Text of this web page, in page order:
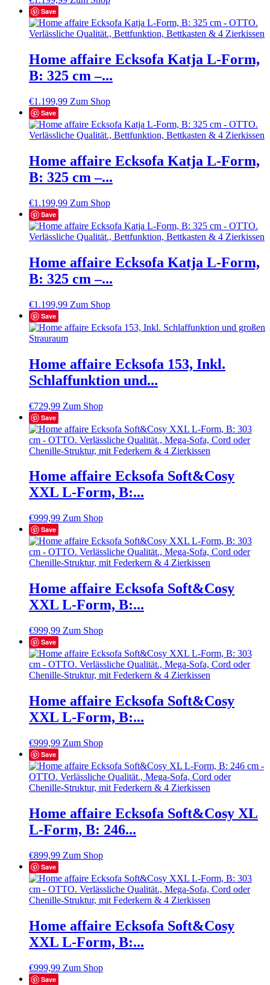
Save
Home affaire Ecksofa Katja L-Form,
B: 325 cm –...
€1.199,99 Zum Shop
Save
Home affaire Ecksofa Katja L-Form,
B: 325 cm –...
€1.199,99 Zum Shop
Save
Home affaire Ecksofa Katja L-Form,
B: 325 cm –...
€1.199,99 Zum Shop
Save
Home affaire Ecksofa 153, Inkl.
Schlaffunktion und...
€729,99 Zum Shop
Save
Home affaire Ecksofa Soft&Cosy
XXL L-Form, B:...
€999,99 Zum Shop
Save
Home affaire Ecksofa Soft&Cosy
XXL L-Form, B:...
€999,99 Zum Shop
Save
Home affaire Ecksofa Soft&Cosy
XXL L-Form, B:...
€999,99 Zum Shop
Save
Home affaire Ecksofa Soft&Cosy XL
L-Form, B: 246...
€899,99 Zum Shop
Save
Home affaire Ecksofa Soft&Cosy
XXL L-Form, B:...
€999,99 Zum Shop
Save